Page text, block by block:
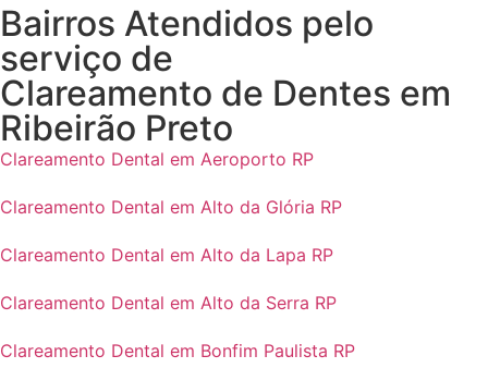
Bairros Atendidos pelo
serviço de
Clareamento de Dentes em
Ribeirão Preto
Clareamento Dental em Aeroporto RP
Clareamento Dental em Alto da Glória RP
Clareamento Dental em Alto da Lapa RP
Clareamento Dental em Alto da Serra RP
Clareamento Dental em Bonfim Paulista RP